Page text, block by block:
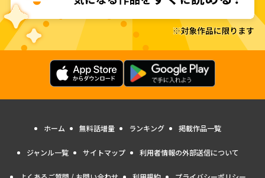
ホーム 無料話増量 ランキング 掲載作品一覧
ジャンル一覧 サイトマップ 利用者情報の外部送信について